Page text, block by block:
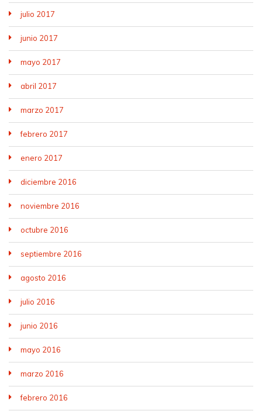
julio 2017
junio 2017
mayo 2017
abril 2017
marzo 2017
febrero 2017
enero 2017
diciembre 2016
noviembre 2016
octubre 2016
septiembre 2016
agosto 2016
julio 2016
junio 2016
mayo 2016
marzo 2016
febrero 2016